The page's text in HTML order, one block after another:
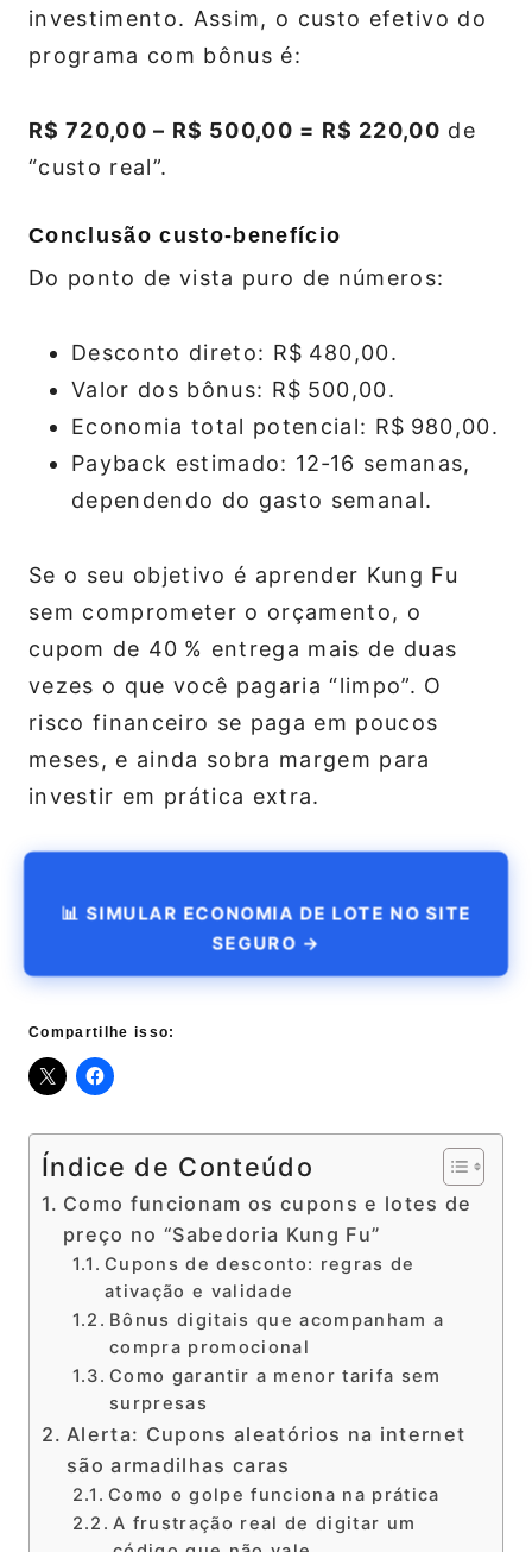
investimento. Assim, o custo efetivo do
programa com bônus é:
R$ 720,00 – R$ 500,00 = R$ 220,00 de
“custo real”.
Conclusão custo‑benefício
Do ponto de vista puro de números:
Desconto direto: R$ 480,00.
Valor dos bônus: R$ 500,00.
Economia total potencial: R$ 980,00.
Payback estimado: 12‑16 semanas,
dependendo do gasto semanal.
Se o seu objetivo é aprender Kung Fu
sem comprometer o orçamento, o
cupom de 40 % entrega mais de duas
vezes o que você pagaria “limpo”. O
risco financeiro se paga em poucos
meses, e ainda sobra margem para
investir em prática extra.
📊 SIMULAR ECONOMIA DE LOTE NO SITE
SEGURO →
Compartilhe isso:
Índice de Conteúdo
Como funcionam os cupons e lotes de
preço no “Sabedoria Kung Fu”
Cupons de desconto: regras de
ativação e validade
Bônus digitais que acompanham a
compra promocional
Como garantir a menor tarifa sem
surpresas
Alerta: Cupons aleatórios na internet
são armadilhas caras
Como o golpe funciona na prática
A frustração real de digitar um